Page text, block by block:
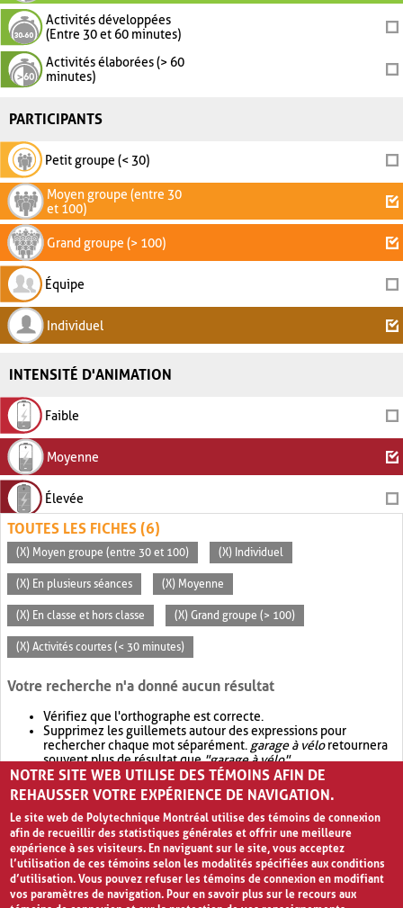
Activités développées
(Entre 30 et 60 minutes)
Activités élaborées (> 60
minutes)
PARTICIPANTS
Petit groupe (< 30)
Moyen groupe (entre 30
et 100)
Grand groupe (> 100)
Équipe
Individuel
INTENSITÉ D'ANIMATION
Faible
Moyenne
Élevée
TOUTES LES FICHES (6)
(X) Moyen groupe (entre 30 et 100) (X) Individuel
(X) En plusieurs séances (X) Moyenne
(X) En classe et hors classe (X) Grand groupe (> 100)
(X) Activités courtes (< 30 minutes)
Votre recherche n'a donné aucun résultat
Vérifiez que l'orthographe est correcte.
Supprimez les guillemets autour des expressions pour
rechercher chaque mot séparément. garage à véloretournera
souvent plus de résultat que"garage à vélo".
Envisagez d'élargir votre recherche avec OR.garage OR vélo
retournera souvent plus de résultat quegarage à vélo
NOTRE SITE WEB UTILISE DES TÉMOINS AFIN DE
REHAUSSER VOTRE EXPÉRIENCE DE NAVIGATION.
Le site web de Polytechnique Montréal utilise des témoins de connexion
afin de recueillir des statistiques générales et offrir une meilleure
expérience à ses visiteurs. En naviguant sur le site, vous acceptez
l’utilisation de ces témoins selon les modalités spécifiées aux conditions
d’utilisation. Vous pouvez refuser les témoins de connexion en modifiant
vos paramètres de navigation. Pour en savoir plus sur le recours aux